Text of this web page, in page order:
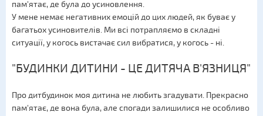
пам'ятає, де була до усиновлення.
У мене немає негативних емоцій до цих людей, як буває у
багатьох усиновителів. Ми всі потрапляємо в складні
ситуації, у когось вистачає сил вибратися, у когось - ні.
"БУДИНКИ ДИТИНИ - ЦЕ ДИТЯЧА В'ЯЗНИЦЯ"
Про дитбудинок моя дитина не любить згадувати. Прекрасно
пам'ятає, де вона була, але спогади залишилися не особливо